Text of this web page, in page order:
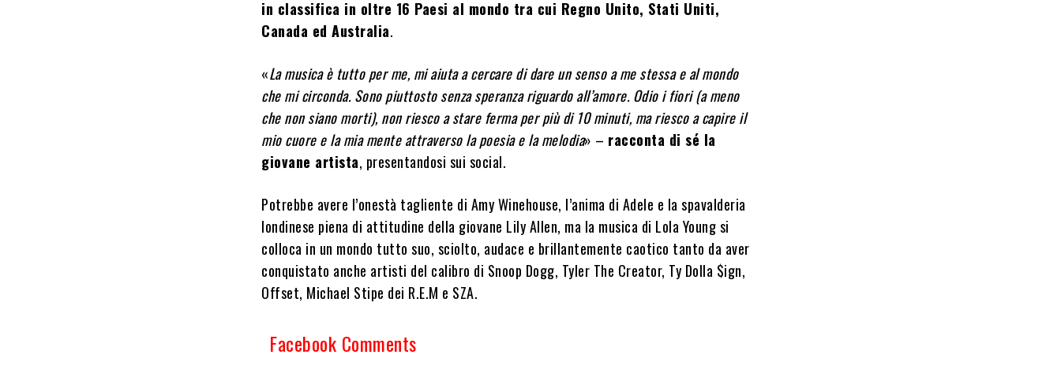
in classifica in oltre 16 Paesi al mondo tra cui Regno Unito, Stati Uniti,
Canada ed Australia.
«La musica è tutto per me, mi aiuta a cercare di dare un senso a me stessa e al mondo
che mi circonda. Sono piuttosto senza speranza riguardo all’amore. Odio i fiori (a meno
che non siano morti), non riesco a stare ferma per più di 10 minuti, ma riesco a capire il
mio cuore e la mia mente attraverso la poesia e la melodia» – racconta di sé la
giovane artista, presentandosi sui social.
Potrebbe avere l’onestà tagliente di Amy Winehouse, l’anima di Adele e la spavalderia
londinese piena di attitudine della giovane Lily Allen, ma la musica di Lola Young si
colloca in un mondo tutto suo, sciolto, audace e brillantemente caotico tanto da aver
conquistato anche artisti del calibro di Snoop Dogg, Tyler The Creator, Ty Dolla $ign,
Offset, Michael Stipe dei R.E.M e SZA.
Facebook Comments